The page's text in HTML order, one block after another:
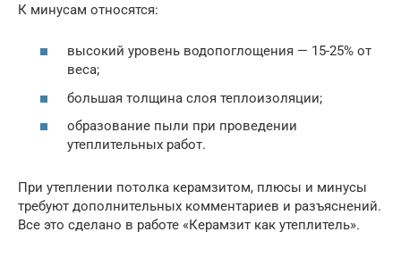
К минусам относятся:
высокий уровень водопоглощения — 15-25% от
веса;
большая толщина слоя теплоизоляции;
образование пыли при проведении
утеплительных работ.
При утеплении потолка керамзитом, плюсы и минусы
требуют дополнительных комментариев и разъяснений.
Все это сделано в работе «Керамзит как утеплитель».